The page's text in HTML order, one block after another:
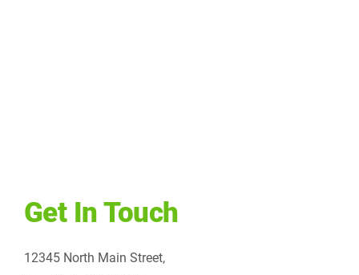
Get In Touch
12345 North Main Street,